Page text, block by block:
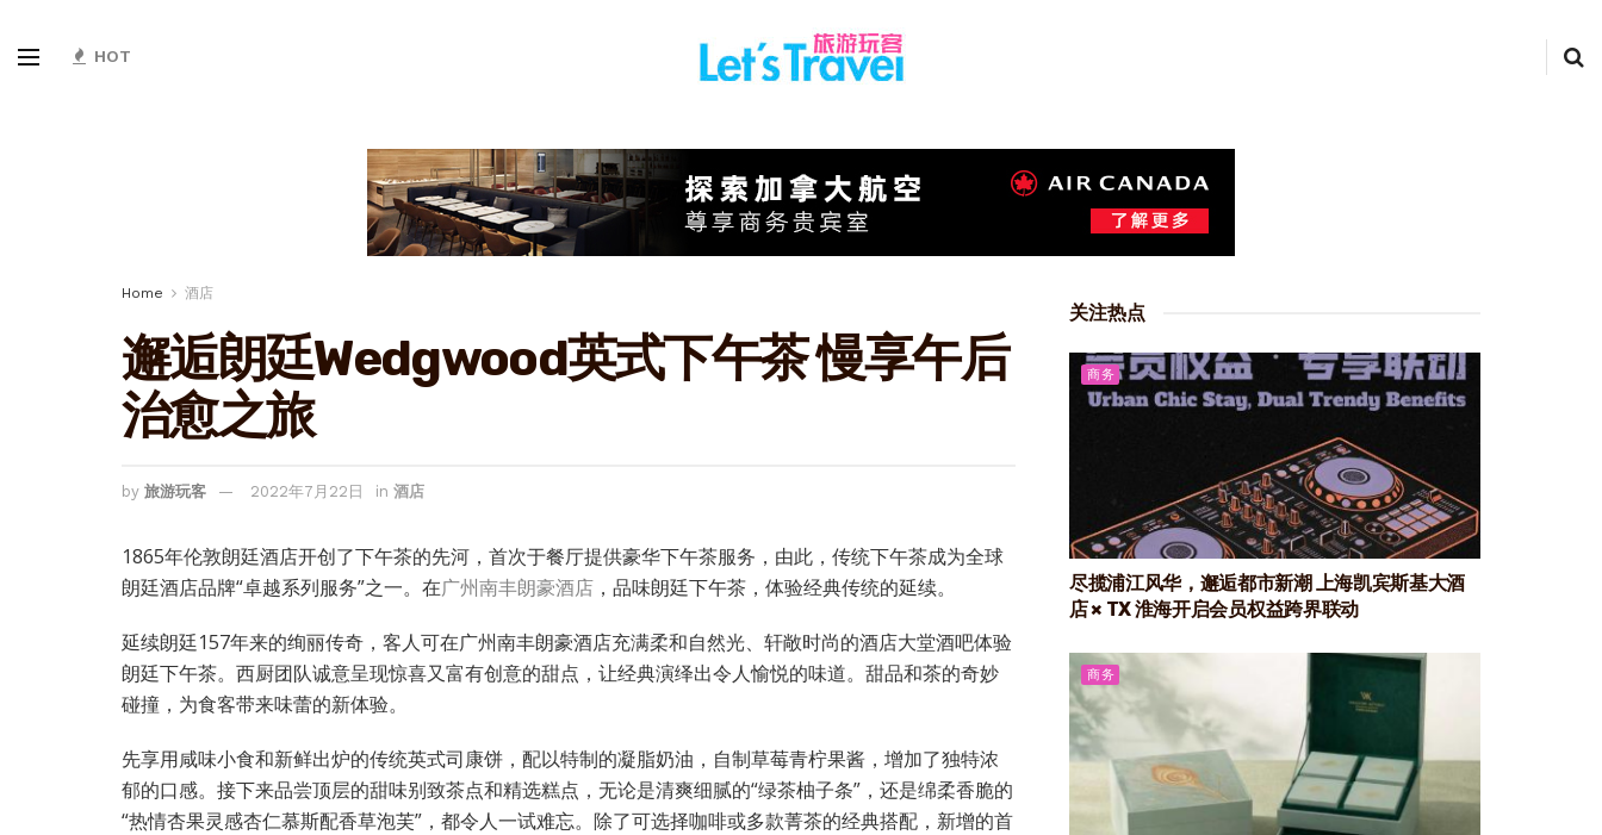
HOT
Home 酒店
邂逅朗廷Wedgwood英式下午茶 慢享午后
治愈之旅
by 旅游玩客 2022年7月22日 in 酒店
1865年伦敦朗廷酒店开创了下午茶的先河，首次于餐厅提供豪华下午茶服务，由此，传统下午茶成为全球
朗廷酒店品牌“卓越系列服务”之一。在广州南丰朗豪酒店 ，品味朗廷下午茶，体验经典传统的延续。
延续朗廷157年来的绚丽传奇，客人可在广州南丰朗豪酒店充满柔和自然光、轩敞时尚的酒店大堂酒吧体验
朗廷下午茶。西厨团队诚意呈现惊喜又富有创意的甜点，让经典演绎出令人愉悦的味道。甜品和茶的奇妙
碰撞，为食客带来味蕾的新体验。
先享用咸味小食和新鲜出炉的传统英式司康饼，配以特制的凝脂奶油，自制草莓青柠果酱，增加了独特浓
郁的口感。接下来品尝顶层的甜味别致茶点和精选糕点，无论是清爽细腻的“绿茶柚子条”，还是绵柔香脆的
“热情杏果灵感杏仁慕斯配香草泡芙”，都令人一试难忘。除了可选择咖啡或多款菁茶的经典搭配，新增的首
关注热点
商务
尽揽浦江风华，邂逅都市新潮 上海凯宾斯基大酒
店 × TX 淮海开启会员权益跨界联动
商务